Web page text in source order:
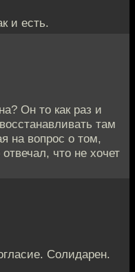
и есть.
Он то как раз и
там
на вопрос о том,
что не хочет
Солидарен.